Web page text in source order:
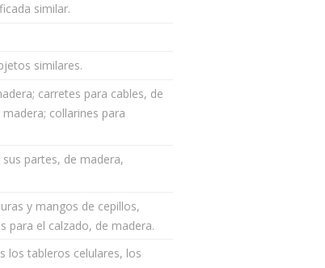
similar.
similares.
carretes para cables, de
collarines para
partes, de madera,
y mangos de cepillos,
para el calzado, de madera.
los tableros celulares, los